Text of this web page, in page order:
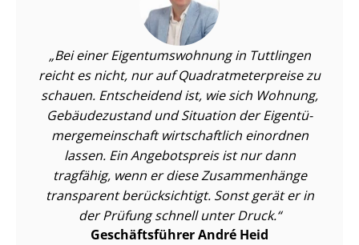
Bei einer Ei­gen­tums­woh­nung in Tuttlingen
reicht es nicht, nur auf Qua­drat­me­ter­prei­se zu
schauen. Entscheidend ist, wie sich Wohnung,
Gebäudezustand und Situation der Ei­gen­tü­
mer­ge­mein­schaft wirtschaftlich einordnen
lassen. Ein Angebotspreis ist nur dann
tragfähig, wenn er diese Zusammenhänge
transparent berücksichtigt. Sonst gerät er in
der Prüfung schnell unter Druck.
Geschäftsführer André Heid